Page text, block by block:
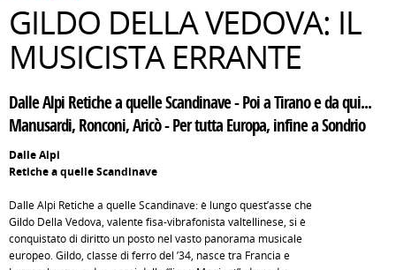
GILDO DELLA VEDOVA: IL
MUSICISTA ERRANTE
Dalle Alpi Retiche a quelle Scandinave - Poi a Tirano e da qui...
Manusardi, Ronconi, Aricò - Per tutta Europa, infine a Sondrio
Dalle Alpi
Retiche a quelle Scandinave
Dalle Alpi Retiche a quelle Scandinave: è lungo quest’asse che
Gildo Della Vedova, valente fisa-vibrafonista valtellinese, si è
conquistato di diritto un posto nel vasto panorama musicale
europeo. Gildo, classe di ferro del ’34, nasce tra Francia e